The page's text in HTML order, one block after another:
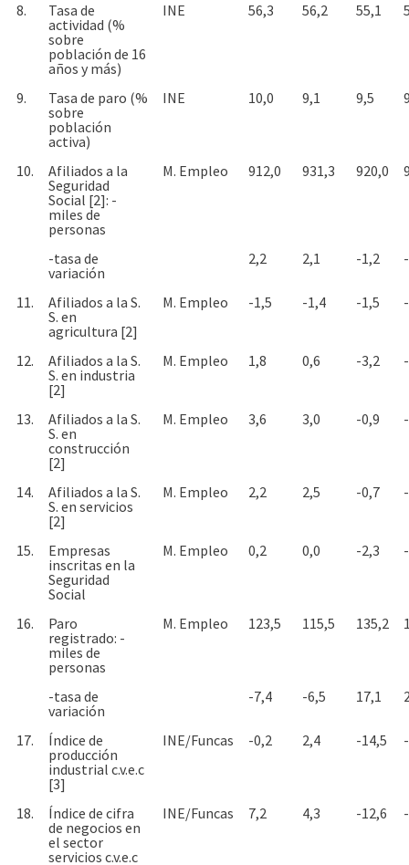
8.
Tasa de
actividad (%
sobre
población de 16
años y más)
INE 56,3 56,2 55,1
9.
Tasa de paro (%
sobre
población
activa)
INE 10,0 9,1 9,5
10.
Afiliados a la
Seguridad
Social [2]: -
miles de
personas
M. Empleo 912,0 931,3 920,0
-tasa de
variación
2,2 2,1 -1,2
11.
Afiliados a la S.
S. en
agricultura [2]
M. Empleo -1,5 -1,4 -1,5
12.
Afiliados a la S.
S. en industria
[2]
M. Empleo 1,8 0,6 -3,2
13.
Afiliados a la S.
S. en
construcción
[2]
M. Empleo 3,6 3,0 -0,9
14.
Afiliados a la S.
S. en servicios
[2]
M. Empleo 2,2 2,5 -0,7
15.
Empresas
inscritas en la
Seguridad
Social
M. Empleo 0,2 0,0 -2,3
16.
Paro
registrado: -
miles de
personas
M. Empleo 123,5 115,5 135,2
-tasa de
variación
-7,4 -6,5 17,1
17.
Índice de
producción
industrial c.v.e.c
[3]
INE/Funcas -0,2 2,4 -14,5
18.
Índice de cifra
de negocios en
el sector
servicios c.v.e.c
INE/Funcas 7,2 4,3 -12,6